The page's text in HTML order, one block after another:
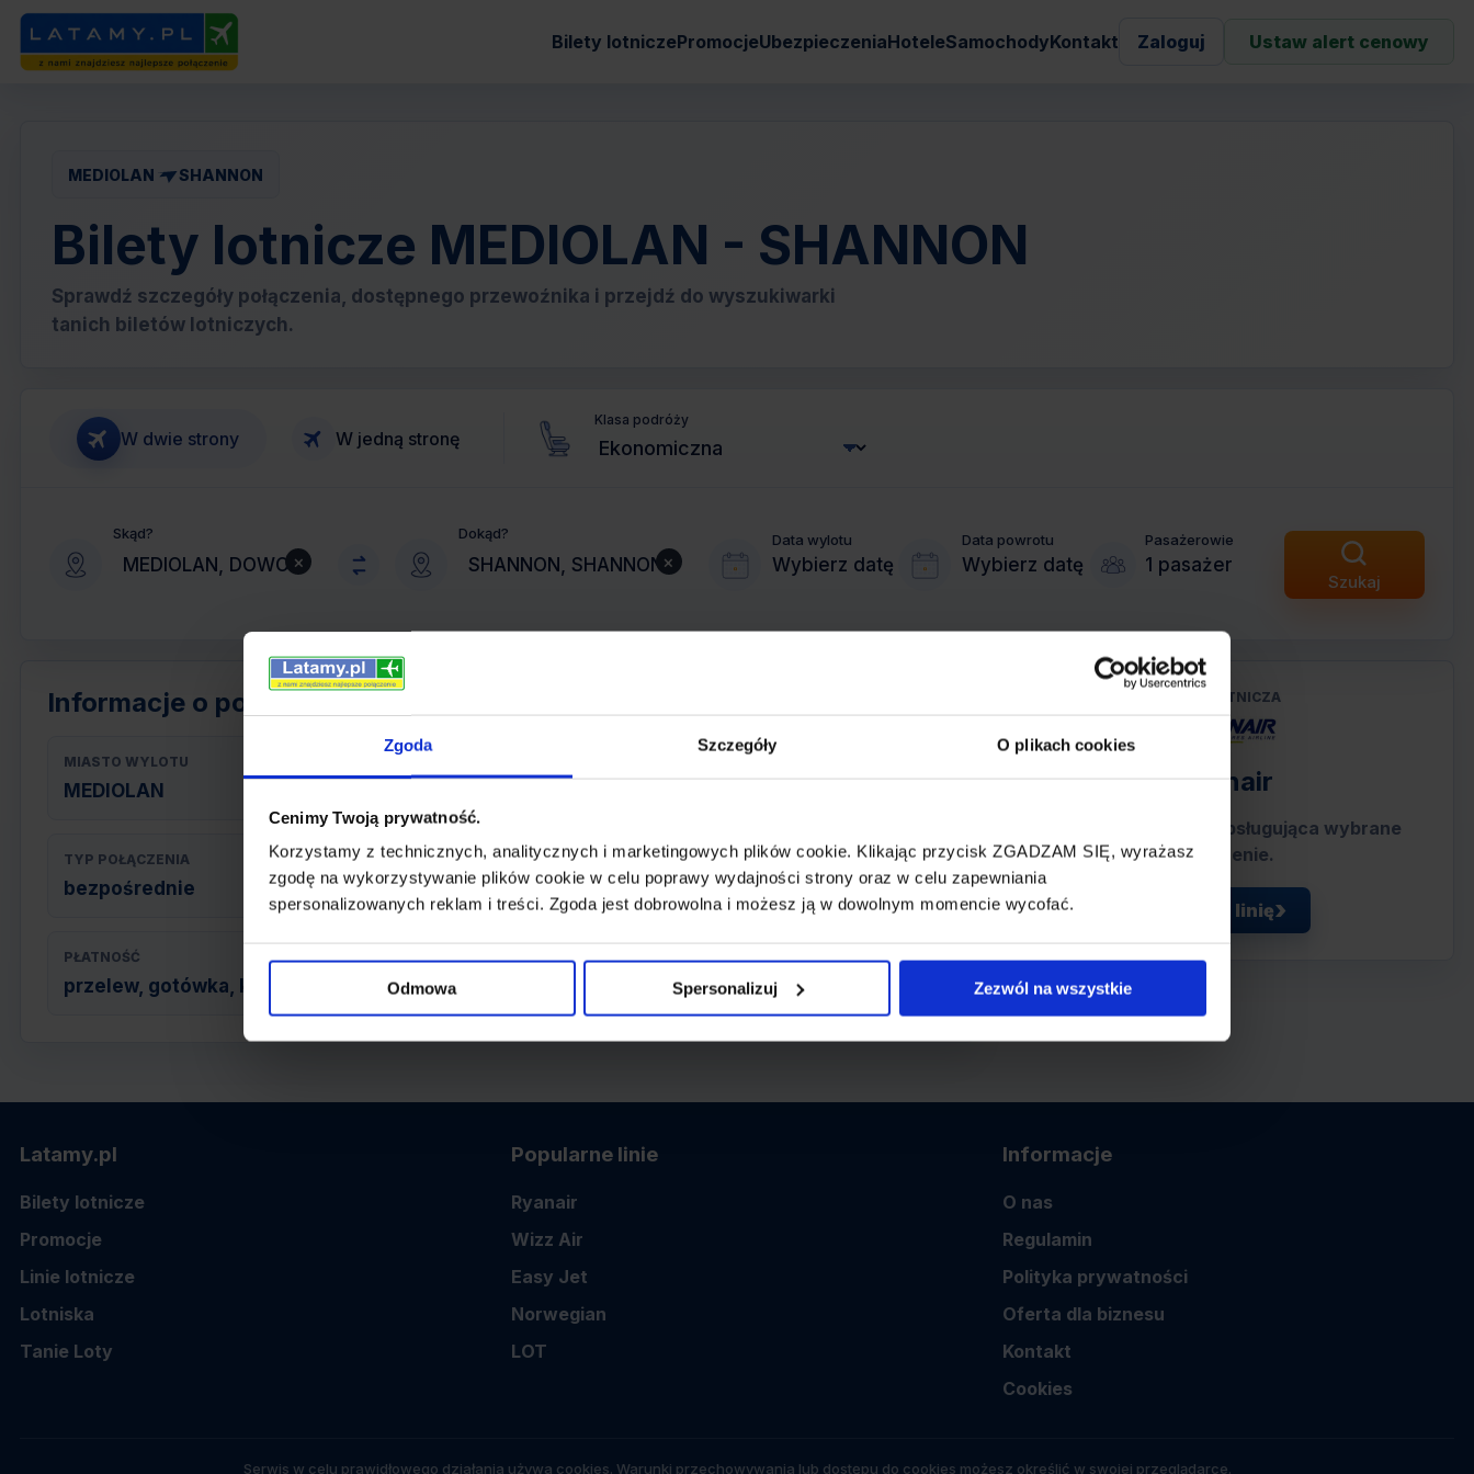
Zgoda Szczegóły O plikach cookies
Cenimy Twoją prywatność.
Korzystamy z technicznych, analitycznych i marketingowych plików cookie. Klikając przycisk ZGADZAM SIĘ, wyrażasz
zgodę na wykorzystywanie plików cookie w celu poprawy wydajności strony oraz w celu zapewniania
spersonalizowanych reklam i treści. Zgoda jest dobrowolna i możesz ją w dowolnym momencie wycofać.
Odmowa Spersonalizuj Zezwól na wszystkie
Bilety lotniczePromocjeUbezpieczeniaHoteleSamochodyKontakt Zaloguj Ustaw alert cenowy
MEDIOLAN SHANNON
Bilety lotnicze MEDIOLAN - SHANNON
Sprawdź szczegóły połączenia, dostępnego przewoźnika i przejdź do wyszukiwarki
tanich biletów lotniczych.
W dwie strony W jedną stronę
Klasa podróży
Skąd?
×
Dokąd?
×
Data wylotu
Wybierz datę
Data powrotu
Wybierz datę
Pasażerowie
1 pasażer
Szukaj
Informacje o połączeniu
MIASTO WYLOTU
MEDIOLAN
TYP POŁĄCZENIA
bezpośrednie
REZERWACJA
online lub telefoniczna
PŁATNOŚĆ
przelew, gotówka, karta
LINIA LOTNICZA
Ryanair
Tania linia lotnicza obsługująca wybrane
połączenie.
Zobacz linię
Latamy.pl
Bilety lotnicze
Promocje
Linie lotnicze
Lotniska
Tanie Loty
Popularne linie
Ryanair
Wizz Air
Easy Jet
Norwegian
LOT
Informacje
O nas
Regulamin
Polityka prywatności
Oferta dla biznesu
Kontakt
Cookies
Serwis w celu prawidłowego działania używa cookies. Warunki przechowywania lub dostępu do cookies możesz określić w swojej przeglądarce.